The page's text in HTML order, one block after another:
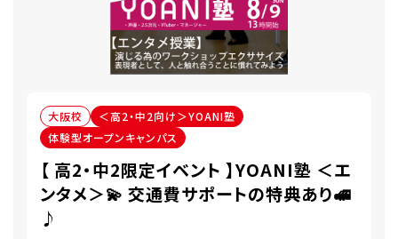
大阪校
＜高2・中2向け＞YOANI塾
体験型オープンキャンパス
【 高2・中2限定イベント 】YOANI塾 ＜エ
ンタメ＞💫 交通費サポートの特典あり🚅
♪